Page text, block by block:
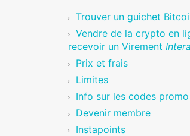
Trouver un guichet
Vendre de la crypto en
recevoir un Virement
Prix et frais
Limites
Info sur les codes promo
Devenir membre
Instapoints